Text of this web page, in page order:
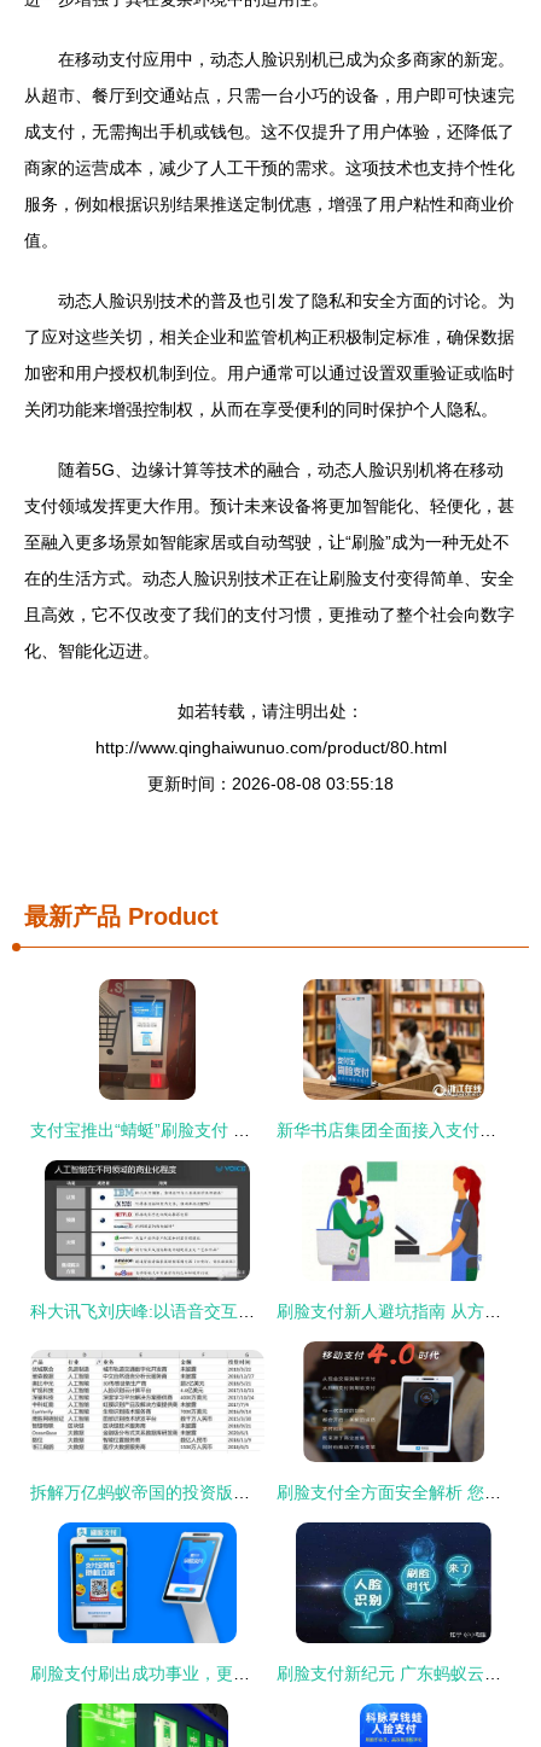
在移动支付应用中，动态人脸识别机已成为众多商家的新宠。
从超市、餐厅到交通站点，只需一台小巧的设备，用户即可快速完
成支付，无需掏出手机或钱包。这不仅提升了用户体验，还降低了
商家的运营成本，减少了人工干预的需求。这项技术也支持个性化
服务，例如根据识别结果推送定制优惠，增强了用户粘性和商业价
值。
动态人脸识别技术的普及也引发了隐私和安全方面的讨论。为
了应对这些关切，相关企业和监管机构正积极制定标准，确保数据
加密和用户授权机制到位。用户通常可以通过设置双重验证或临时
关闭功能来增强控制权，从而在享受便利的同时保护个人隐私。
随着5G、边缘计算等技术的融合，动态人脸识别机将在移动
支付领域发挥更大作用。预计未来设备将更加智能化、轻便化，甚
至融入更多场景如智能家居或自动驾驶，让“刷脸”成为一种无处不
在的生活方式。动态人脸识别技术正在让刷脸支付变得简单、安全
且高效，它不仅改变了我们的支付习惯，更推动了整个社会向数字
化、智能化迈进。
如若转载，请注明出处：
http://www.qinghaiwunuo.com/product/80.html
更新时间：2026-08-08 03:55:18
最新产品 Product